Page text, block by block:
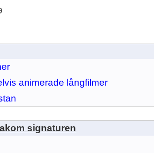
animerade långfilmer
signaturen